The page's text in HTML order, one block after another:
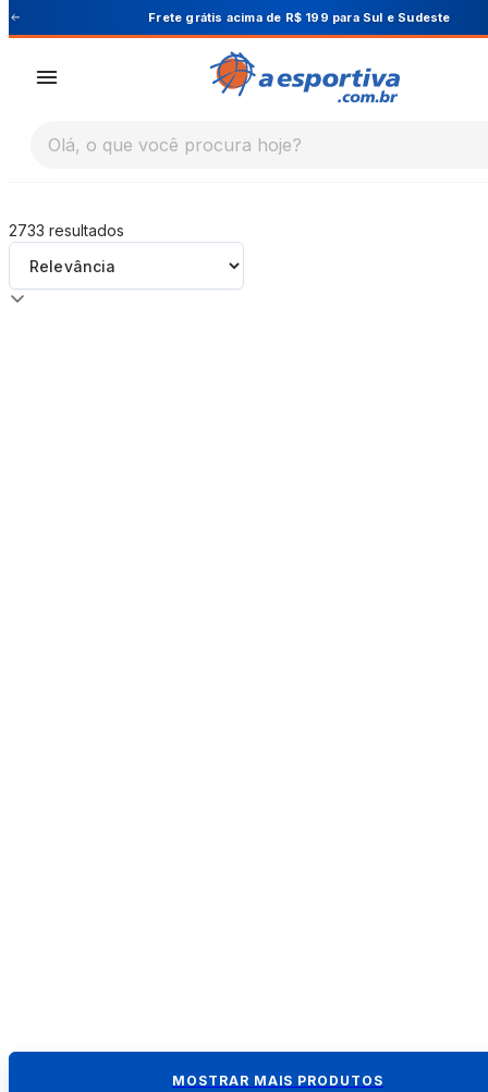
A Esportiva Frete grátis acima de R$ 199 para Sul e Sudeste
Olá, o que você procura hoje?
2733 resultados
MOSTRAR MAIS PRODUTOS